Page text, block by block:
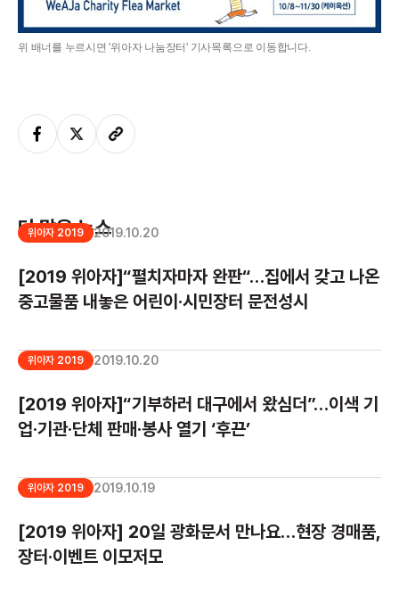
위 배너를 누르시면 '위아자 나눔장터' 기사목록으로 이동합니다.
더 많은 뉴스
위아자 2019 2019.10.20
[2019 위아자]“펼치자마자 완판“…집에서 갖고 나온
중고물품 내놓은 어린이·시민장터 문전성시
위아자 2019 2019.10.20
[2019 위아자]“기부하러 대구에서 왔심더”…이색 기
업·기관·단체 판매·봉사 열기 ‘후끈’
위아자 2019 2019.10.19
[2019 위아자] 20일 광화문서 만나요…현장 경매품,
장터·이벤트 이모저모